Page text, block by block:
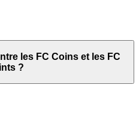
les FC Coins et les FC
?